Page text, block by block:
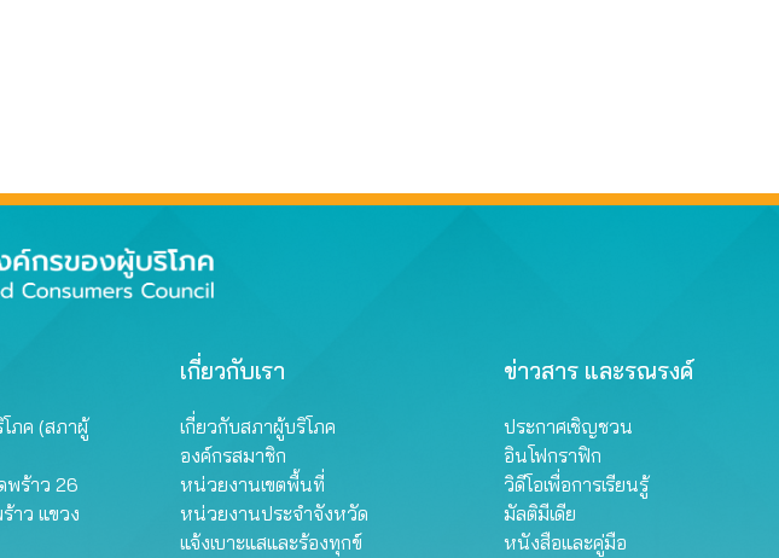
ภค (สภาผู้
พร้าว 26
าว แขวง
เกี่ยวกับเรา
เกี่ยวกับสภาผู้บริโภค
องค์กรสมาชิก
หน่วยงานเขตพื้นที่
หน่วยงานประจำจังหวัด
แจ้งเบาะแสและร้องทุกข์
ข่าวสาร และรณรงค์
ประกาศเชิญชวน
อินโฟกราฟิก
วิดีโอเพื่อการเรียนรู้
มัลติมีเดีย
หนังสือและคู่มือ